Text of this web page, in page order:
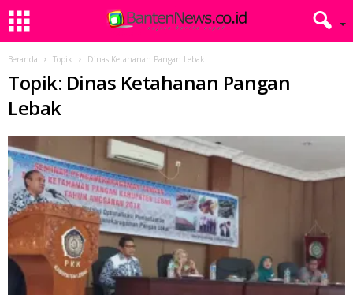
Beranda Topik Dinas Ketahanan Pangan Lebak
Topik: Dinas Ketahanan Pangan
Lebak